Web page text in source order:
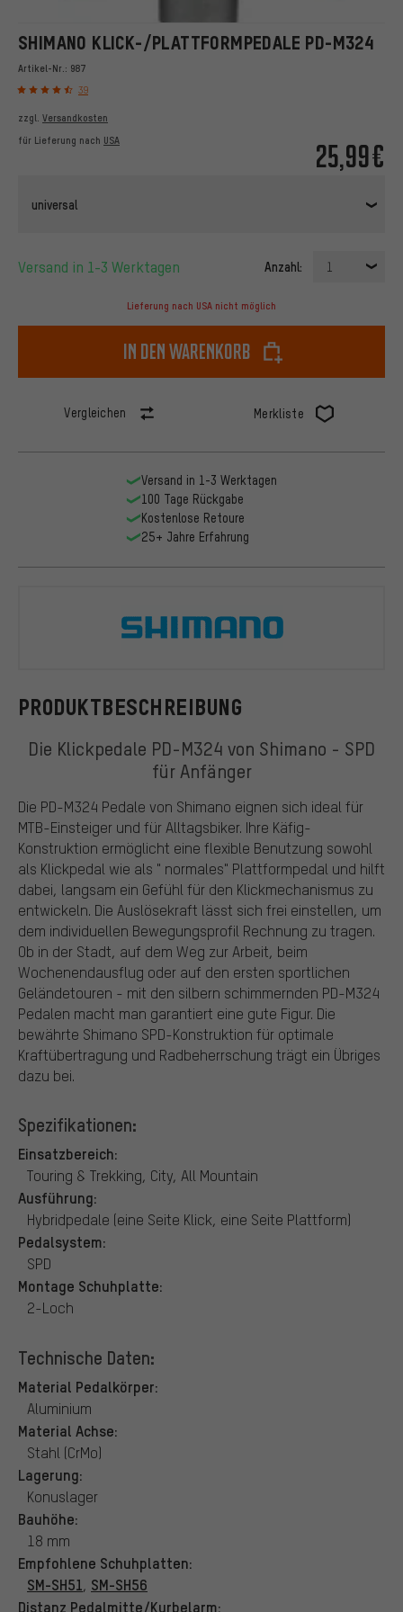
SHIMANO KLICK-/PLATTFORMPEDALE PD-M324
Artikel-Nr.: 987
39
25,99€
zzgl. Versandkosten
für Lieferung nach USA
universal
Versand in 1-3 Werktagen Anzahl: 1
Lieferung nach USA nicht möglich
In den Warenkorb
Vergleichen Merkliste
PRODUKTBESCHREIBUNG
Die Klickpedale PD-M324 von Shimano - SPD
für Anfänger
Die PD-M324 Pedale von Shimano eignen sich ideal für
MTB-Einsteiger und für Alltagsbiker. Ihre Käfig-
Konstruktion ermöglicht eine flexible Benutzung sowohl
als Klickpedal wie als " normales" Plattformpedal und hilft
dabei, langsam ein Gefühl für den Klickmechanismus zu
entwickeln. Die Auslösekraft lässt sich frei einstellen, um
dem individuellen Bewegungsprofil Rechnung zu tragen.
Ob in der Stadt, auf dem Weg zur Arbeit, beim
Wochenendausflug oder auf den ersten sportlichen
Geländetouren - mit den silbern schimmernden PD-M324
Pedalen macht man garantiert eine gute Figur. Die
bewährte Shimano SPD-Konstruktion für optimale
Kraftübertragung und Radbeherrschung trägt ein Übriges
dazu bei.
Spezifikationen:
Einsatzbereich:
Touring & Trekking, City, All Mountain
Ausführung:
Hybridpedale (eine Seite Klick, eine Seite Plattform)
Pedalsystem:
SPD
Montage Schuhplatte:
2-Loch
Technische Daten:
Material Pedalkörper:
Aluminium
Material Achse:
Stahl (CrMo)
Lagerung:
Konuslager
Bauhöhe:
18 mm
Empfohlene Schuhplatten:
SM-SH51, SM-SH56
Distanz Pedalmitte/Kurbelarm:
Versand in 1-3 Werktagen
100 Tage Rückgabe
Kostenlose Retoure
25+ Jahre Erfahrung
Shimano